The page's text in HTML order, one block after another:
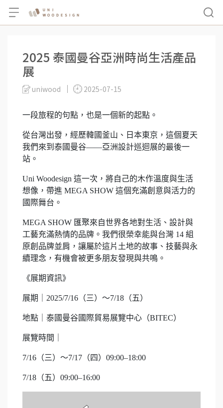
2025 泰國曼谷亞洲時尚生活產品
展
uniwood 2025-07-15
一段旅程的句點，也是一個新的起點。
從台灣出發，經歷韓國釜山、日本東京，這個夏天
我們來到泰國曼谷——亞洲設計巡迴展的最後一
站。
Uni Woodesign 這一次，將自己的木作溫度與生活
想像，帶進 MEGA SHOW 這個充滿創意與活力的
國際舞台。
MEGA SHOW 匯聚來自世界各地對生活、設計與
工藝充滿熱情的品牌。我們很榮幸能與台灣 14 組
原創品牌並肩，讓屬於這片土地的故事、技藝與永
續理念，有機會被更多朋友發現與共鳴。
《展期資訊》
展期｜2025/7/16（三）～7/18（五）
地點｜泰國曼谷國際貿易展覽中心（BITEC）
展覽時間｜
7/16（三）～7/17（四）09:00–18:00
7/18（五）09:00–16:00